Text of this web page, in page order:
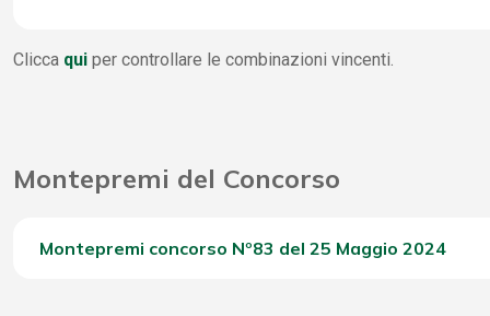
3 Stella
1 Stella
0 Stella
Clicca qui per controllare le combinazioni vincenti.
Montepremi del Concorso
Montepremi concorso Nº83 del 25 Maggio 2024